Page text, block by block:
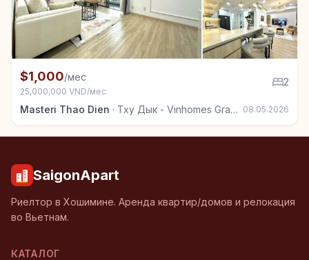
Квартира в аренду в Тху Дык - Vinhomes Grand
$1,000/мес
25,000,000 VND/мес
2
Masteri Thao Dien · Тху Дык - Vinhomes Grand Park 08.05.2026
SaigonApart
Риелтор в Хошимине. Аренда квартир/домов и релокация
во Вьетнам.
КАТАЛОГ